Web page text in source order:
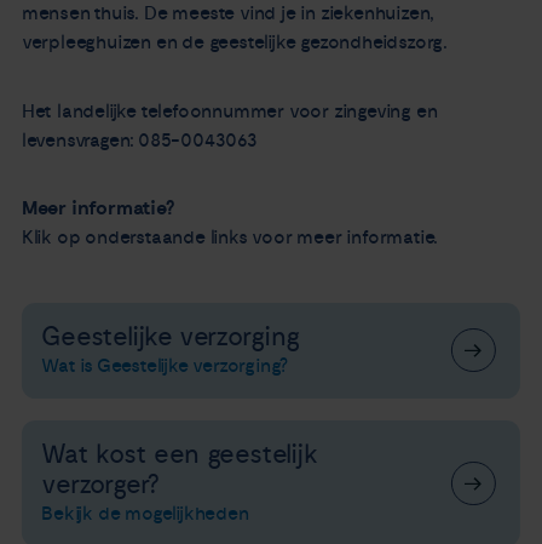
mensen thuis. De meeste vind je in ziekenhuizen,
verpleeghuizen en de geestelijke gezondheidszorg.
Het landelijke telefoonnummer voor zingeving en
levensvragen: 085-0043063
Meer informatie?
Klik op onderstaande links voor meer informatie.
Geestelijke verzorging
Wat is Geestelijke verzorging?
Wat kost een geestelijk
verzorger?
Bekijk de mogelijkheden